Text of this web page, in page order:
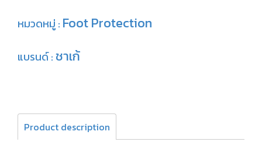
หมวดหมู่ : Foot Protection
แบรนด์ :ชาเก้
Product description